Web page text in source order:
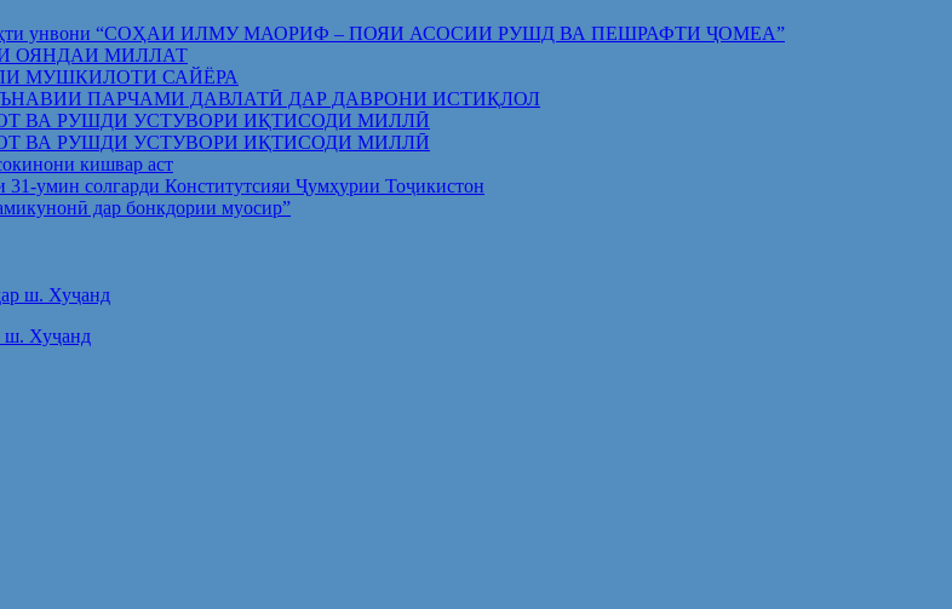
таҳти унвони “СОҲАИ ИЛМУ МАОРИФ – ПОЯИ АСОСИИ РУШД ВА ПЕШРАФТИ ҶОМЕА”
ОЯНДАИ МИЛЛАТ
МУШКИЛОТИ САЙЁРА
ПАРЧАМИ ДАВЛАТӢ ДАР ДАВРОНИ ИСТИҚЛОЛ
ВА РУШДИ УСТУВОРИ ИҚТИСОДИ МИЛЛӢ
ВА РУШДИ УСТУВОРИ ИҚТИСОДИ МИЛЛӢ
кишвар аст
умин солгарди Конститутсияи Ҷумҳурии Тоҷикистон
дар бонкдории муосир”
ш. Хуҷанд